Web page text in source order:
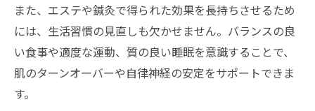
また、エステや鍼灸で得られた効果を長持ちさせるため
には、生活習慣の見直しも欠かせません。バランスの良
い食事や適度な運動、質の良い睡眠を意識することで、
肌のターンオーバーや自律神経の安定をサポートできま
す。